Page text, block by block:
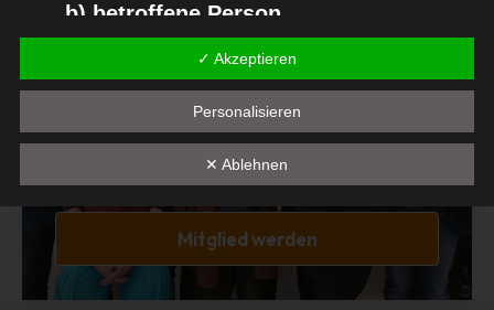
Mitglied Werden
Interessengemeinschaft der
selbständigen DienstleisterInnen in der
Veranstaltungswirtschaft e.V.
Mitglied werden
b) betroffene Person
Betroffene Person ist jede identifizierte oder
Verantwortlichen verarbeitet werden.
c) Verarbeitung
Verfahren ausgeführte Vorgang oder jede solche
Vorgangsreihe im Zusammenhang mit
personenbezogenen Daten wie das Erheben, das
Erfassen, die Organisation, das Ordnen, die Speicherung,
✓ Akzeptieren
Personalisieren
✕ Ablehnen